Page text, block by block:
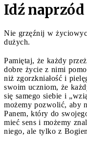
Idź naprzód
Nie grzęźnij w
dużych.
Pamiętaj, że każdy
dobre życie z nimi
niż zgorzkniałość i
swoim uczniom, że
się samego siebie i
możemy pozwolić, aby
Panem, który do
mieć sens i możemy
niego, ale tylko z